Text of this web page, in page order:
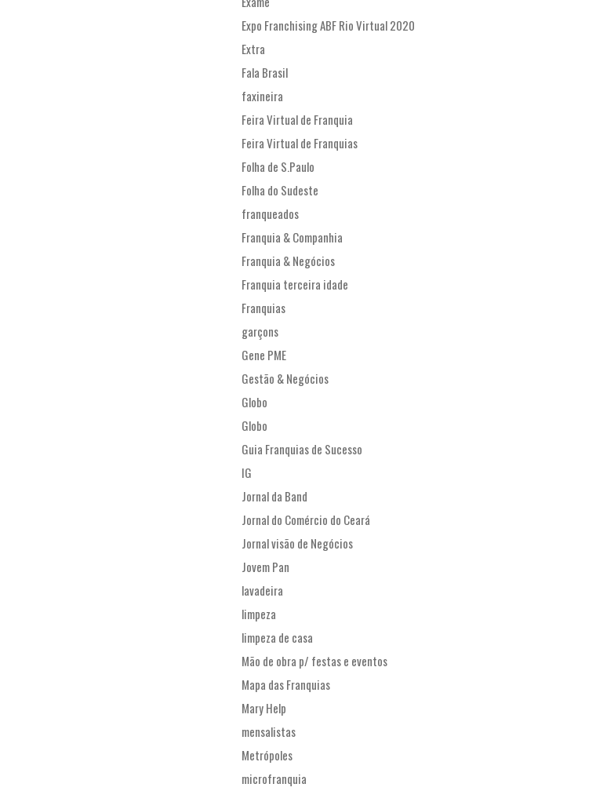
Expo Franchising ABF Rio Virtual 2020
Extra
Fala Brasil
faxineira
Feira Virtual de Franquia
Feira Virtual de Franquias
Folha de S.Paulo
Folha do Sudeste
franqueados
Franquia & Companhia
Franquia & Negócios
Franquia terceira idade
Franquias
garçons
Gene PME
Gestão & Negócios
Globo
Globo
Guia Franquias de Sucesso
IG
Jornal da Band
Jornal do Comércio do Ceará
Jornal visão de Negócios
Jovem Pan
lavadeira
limpeza
limpeza de casa
Mão de obra p/ festas e eventos
Mapa das Franquias
Mary Help
mensalistas
Metrópoles
microfranquia